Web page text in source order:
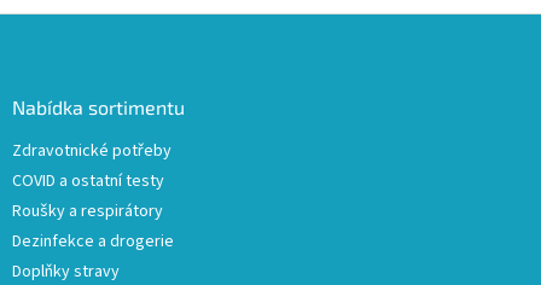
Nabídka sortimentu
Zdravotnické potřeby
COVID a ostatní testy
Roušky a respirátory
Dezinfekce a drogerie
Doplňky stravy